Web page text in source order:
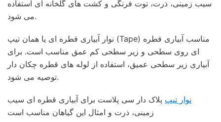
سیب زمینی، ذرت، توت فرنگی و کشت های گلخانه ای استفاده
می شود.
نوار آبیاری قطره ای یا همان تیپ (Tape) مناسب آبیاری قطره
ای روی سطحی و زیر سطحی کم عمق مناسب است. برای
آبیاری زیر سطحی عمیق، استفاده از لوله های قطره چکان دار
توصیه می شود.
نوار تیپ پلاک دار سی پلاست برای آبیاری قطره ای سیب
زمینی، ذرت و امثال این گیاهان مناسب است